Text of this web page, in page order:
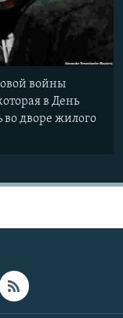
войны
в День
во дворе жилого